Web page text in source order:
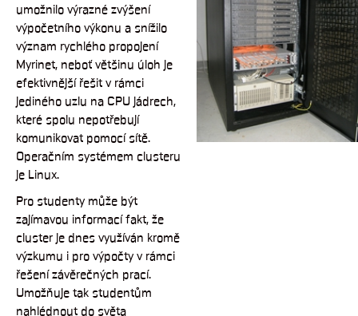
umožnilo výrazné zvýšení
výpočetního výkonu a snížilo
význam rychlého propojení
Myrinet, neboť většinu úloh je
efektivnější řešit v rámci
jediného uzlu na CPU jádrech,
které spolu nepotřebují
komunikovat pomocí sítě.
Operačním systémem clusteru
je Linux.
Pro studenty může být
zajímavou informací fakt, že
cluster je dnes využíván kromě
výzkumu i pro výpočty v rámci
řešení závěrečných prací.
Umožňuje tak studentům
nahlédnout do světa